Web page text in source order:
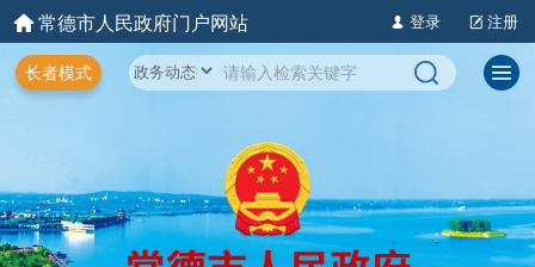
常德市人民政府门户网站 登录 注册
长者模式